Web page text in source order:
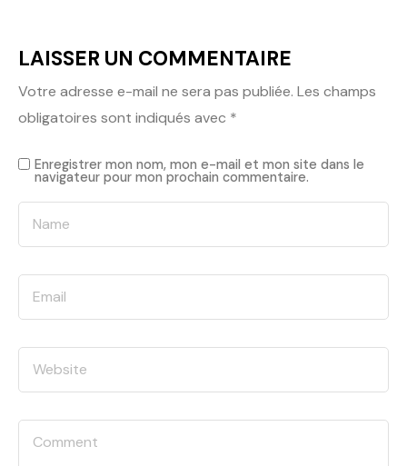
LAISSER UN COMMENTAIRE
Votre adresse e-mail ne sera pas publiée. Les champs
obligatoires sont indiqués avec *
Enregistrer mon nom, mon e-mail et mon site dans le
navigateur pour mon prochain commentaire.